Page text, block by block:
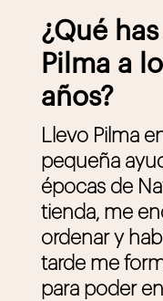
¿Qué
Pilma a
años?
Llevo Pilma
pequeña
épocas de
tienda, me
ordenar y
tarde me
para poder